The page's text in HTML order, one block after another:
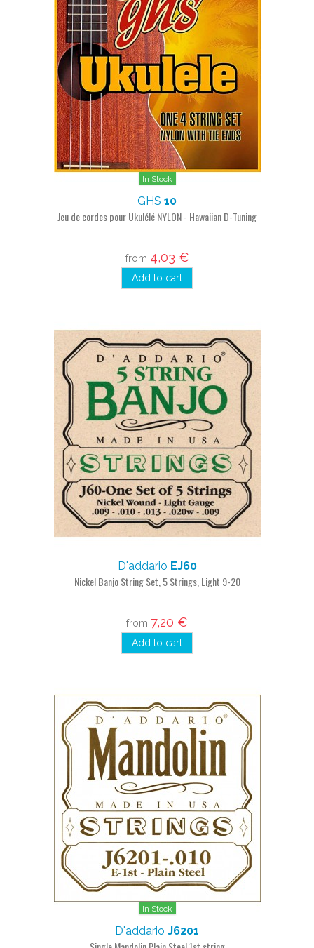
In Stock
GHS 10
Jeu de cordes pour Ukulélé NYLON - Hawaiian D-Tuning
from 4,03 €
Add to cart
D'addario EJ60
Nickel Banjo String Set, 5 Strings, Light 9-20
from 7,20 €
Add to cart
In Stock
D'addario J6201